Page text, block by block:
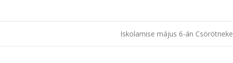
Iskolamise május 6-án